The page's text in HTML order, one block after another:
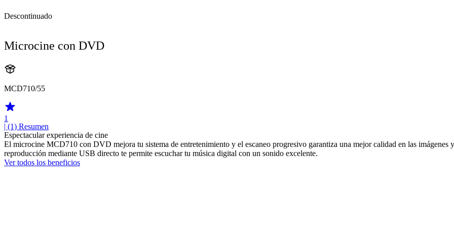
Descontinuado
Microcine con DVD
MCD710/55
1
| (1) Resumen
Espectacular experiencia de cine
El microcine MCD710 con DVD mejora tu sistema de entretenimiento y el escaneo progresivo garantiza una mejor calidad en las imágenes
reproducción mediante USB directo te permite escuchar tu música digital con un sonido excelente.
Ver todos los beneficios